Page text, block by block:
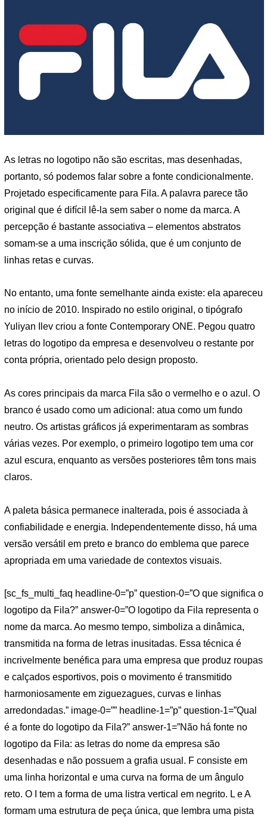
As letras no logotipo não são escritas, mas desenhadas,
portanto, só podemos falar sobre a fonte condicionalmente.
Projetado especificamente para Fila. A palavra parece tão
original que é difícil lê-la sem saber o nome da marca. A
percepção é bastante associativa – elementos abstratos
somam-se a uma inscrição sólida, que é um conjunto de
linhas retas e curvas.
No entanto, uma fonte semelhante ainda existe: ela apareceu
no início de 2010. Inspirado no estilo original, o tipógrafo
Yuliyan Ilev criou a fonte Contemporary ONE. Pegou quatro
letras do logotipo da empresa e desenvolveu o restante por
conta própria, orientado pelo design proposto.
As cores principais da marca Fila são o vermelho e o azul. O
branco é usado como um adicional: atua como um fundo
neutro. Os artistas gráficos já experimentaram as sombras
várias vezes. Por exemplo, o primeiro logotipo tem uma cor
azul escura, enquanto as versões posteriores têm tons mais
claros.
A paleta básica permanece inalterada, pois é associada à
confiabilidade e energia. Independentemente disso, há uma
versão versátil em preto e branco do emblema que parece
apropriada em uma variedade de contextos visuais.
[sc_fs_multi_faq headline-0=”p” question-0=”O que significa o
logotipo da Fila?” answer-0=”O logotipo da Fila representa o
nome da marca. Ao mesmo tempo, simboliza a dinâmica,
transmitida na forma de letras inusitadas. Essa técnica é
incrivelmente benéfica para uma empresa que produz roupas
e calçados esportivos, pois o movimento é transmitido
harmoniosamente em ziguezagues, curvas e linhas
arredondadas.” image-0=”” headline-1=”p” question-1=”Qual
é a fonte do logotipo da Fila?” answer-1=”Não há fonte no
logotipo da Fila: as letras do nome da empresa são
desenhadas e não possuem a grafia usual. F consiste em
uma linha horizontal e uma curva na forma de um ângulo
reto. O I tem a forma de uma listra vertical em negrito. L e A
formam uma estrutura de peça única, que lembra uma pista